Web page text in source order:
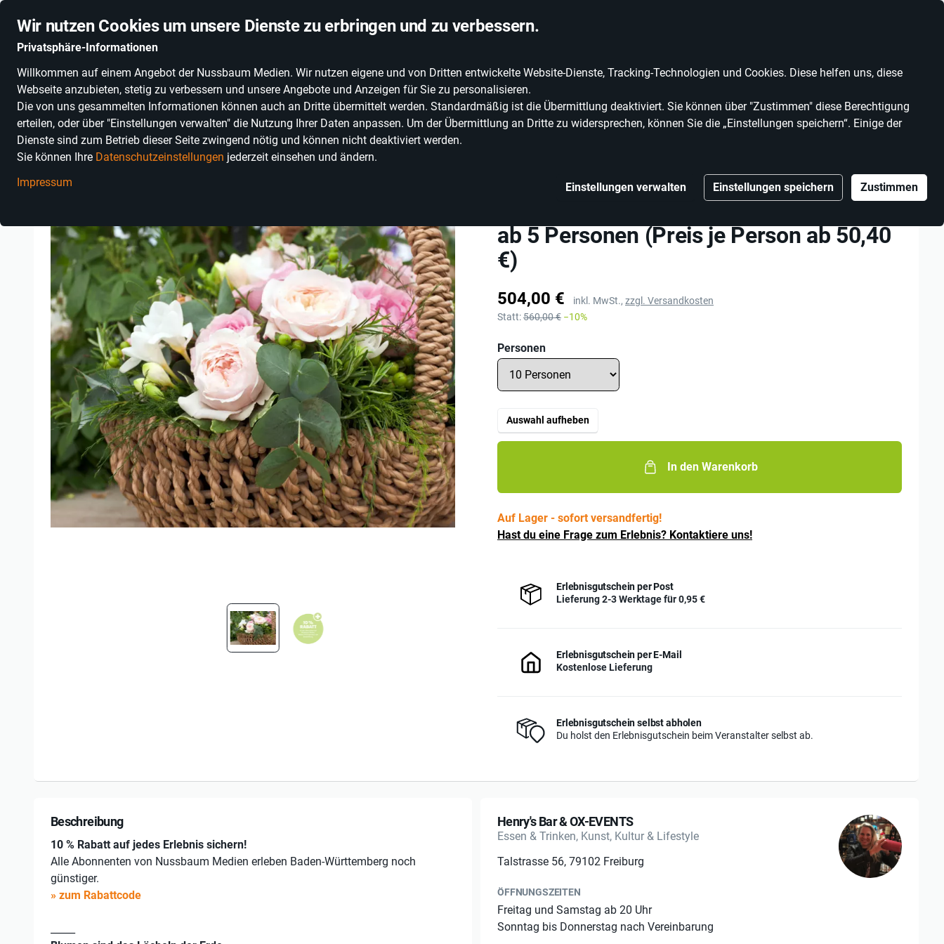
Wir nutzen Cookies um unsere Dienste zu erbringen und zu verbessern.
Privatsphäre-Informationen
Willkommen auf einem Angebot der Nussbaum Medien. Wir nutzen eigene und von Dritten entwickelte Website-Dienste, Tracking-Technologien und Cookies. Diese helfen uns, diese
Webseite anzubieten, stetig zu verbessern und unsere Angebote und Anzeigen für Sie zu personalisieren.
Die von uns gesammelten Informationen können auch an Dritte übermittelt werden. Standardmäßig ist die Übermittlung deaktiviert. Sie können über "Zustimmen" diese Berechtigung
erteilen, oder über "Einstellungen verwalten" die Nutzung Ihrer Daten anpassen. Um der Übermittlung an Dritte zu widersprechen, können Sie die „Einstellungen speichern“. Einige der
Dienste sind zum Betrieb dieser Seite zwingend nötig und können nicht deaktiviert werden.
Sie können Ihre Datenschutzeinstellungen jederzeit einsehen und ändern.
Impressum
Einstellungen verwalten Einstellungen speichern Zustimmen
ERLEBNISKATEGORIEN ERLEBNISSE FÜR PAARE FREIBURG ERLEBEN GESCHENKE FÜR ...
Baden-Württemberg erleben Erlebnisse Kunst, Kultur & Lifestyle Kunst & Handwerk Gutschein: Floristik-Creativ-Workshop ab 5 Personen (Preis je Person ab 50,40 €)
Henry's Bar & OX-EVENTS
ab 5 Personen (Preis je Person ab 50,40
€)
Preis
504,00 € inkl. MwSt., zzgl. Versandkosten
Statt:560,00 € −10%
Personen
Auswahl aufheben
In den Warenkorb
Auf Lager - sofort versandfertig!
Hast du eine Frage zum Erlebnis? Kontaktiere uns!
Erlebnisgutschein per Post
Lieferung 2-3 Werktage für0,95 €
Erlebnisgutschein per E-Mail
Kostenlose Lieferung
Erlebnisgutschein selbst abholen
Du holst den Erlebnisgutschein beim Veranstalter selbst ab.
Beschreibung
10 % Rabatt auf jedes Erlebnis sichern!
Alle Abonnenten von Nussbaum Medien erleben Baden-Württemberg noch
günstiger.
» zum Rabattcode
Henry's Bar & OX-EVENTS
Essen & Trinken, Kunst, Kultur & Lifestyle
Talstrasse 56, 79102 Freiburg
ÖFFNUNGSZEITEN
Freitag und Samstag ab 20 Uhr
Sonntag bis Donnerstag nach Vereinbarung